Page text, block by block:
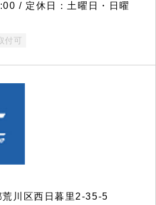
/ 定休日：土曜日・日曜
付可
川区西日暮里2-35-5